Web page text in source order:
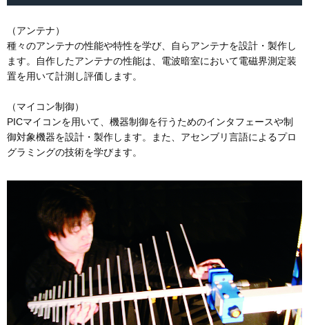
（アンテナ）
種々のアンテナの性能や特性を学び、自らアンテナを設計・製作し
ます。自作したアンテナの性能は、電波暗室において電磁界測定装
置を用いて計測し評価します。
（マイコン制御）
PICマイコンを用いて、機器制御を行うためのインタフェースや制
御対象機器を設計・製作します。また、アセンブリ言語によるプロ
グラミングの技術を学びます。